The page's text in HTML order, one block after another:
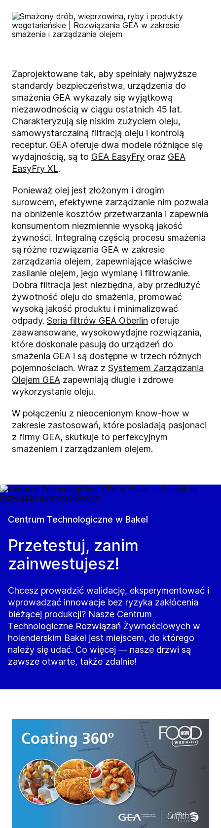
Zaprojektowane tak, aby spełniały najwyższe
standardy bezpieczeństwa, urządzenia do
smażenia GEA wykazały się wyjątkową
niezawodnością w ciągu ostatnich 45 lat.
Charakteryzują się niskim zużyciem oleju,
samowystarczalną filtracją oleju i kontrolą
receptur. GEA oferuje dwa modele różniące się
wydajnością, są to GEA EasyFry oraz GEA
EasyFry XL.
Ponieważ olej jest złożonym i drogim
surowcem, efektywne zarządzanie nim pozwala
na obniżenie kosztów przetwarzania i zapewnia
konsumentom niezmiennie wysoką jakość
żywności. Integralną częścią procesu smażenia
są różne rozwiązania GEA w zakresie
zarządzania olejem, zapewniające właściwe
zasilanie olejem, jego wymianę i filtrowanie.
Dobra filtracja jest niezbędna, aby przedłużyć
żywotność oleju do smażenia, promować
wysoką jakość produktu i minimalizować
odpady. Seria filtrów GEA Oberlin oferuje
zaawansowane, wysokowydajne rozwiązania,
które doskonale pasują do urządzeń do
smażenia GEA i są dostępne w trzech różnych
pojemnościach. Wraz z Systemem Zarządzania
Olejem GEA zapewniają długie i zdrowe
wykorzystanie oleju.
W połączeniu z nieocenionym know-how w
zakresie zastosowań, które posiadają pasjonaci
z firmy GEA, skutkuje to perfekcyjnym
smażeniem i zarządzaniem olejem.
Centrum Technologiczne w Bakel
Przetestuj, zanim
zainwestujesz!
Chcesz prowadzić walidację, eksperymentować i
wprowadzać innowacje bez ryzyka zakłócenia
bieżącej produkcji? Nasze Centrum
Technologiczne Rozwiązań Żywnościowych w
holenderskim Bakel jest miejscem, do którego
należy się udać. Co więcej — nasze drzwi są
zawsze otwarte, także zdalnie!